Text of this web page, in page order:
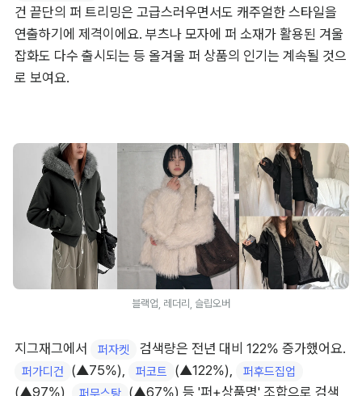
건 끝단의 퍼 트리밍은 고급스러우면서도 캐주얼한 스타일을
연출하기에 제격이에요. 부츠나 모자에 퍼 소재가 활용된 겨울
잡화도 다수 출시되는 등 올겨울 퍼 상품의 인기는 계속될 것으
로 보여요.
블랙업, 레더리, 슬립오버
지그재그에서 퍼자켓
퍼가디건 (▲75%), 퍼코트 (▲122%), 퍼후드집업
(▲97%), (▲67%) 등 '퍼+상품명' 조합으로 검색